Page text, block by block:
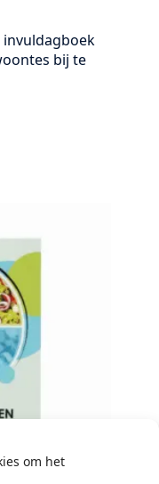
om het
invuldagboek
bij te